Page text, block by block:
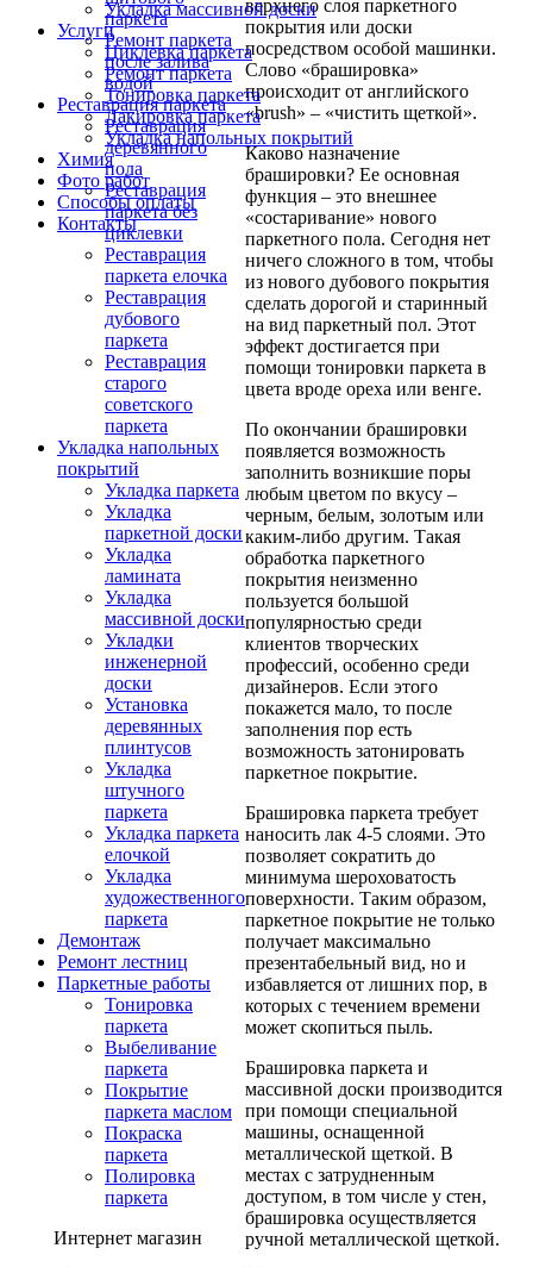
Укладка массивной доски
Услуги
Циклевка паркета
Ремонт паркета
Тонировка паркета
Лакировка паркета
Укладка напольных покрытий
Химия
Фото работ
Способы оплаты
Контакты
паркета
Ремонт паркета
после залива
водой
Реставрация паркета
Реставрация
деревянного
пола
Реставрация
паркета без
циклевки
Реставрация
паркета елочка
Реставрация
дубового
паркета
Реставрация
старого
советского
паркета
Укладка напольных
покрытий
Укладка паркета
Укладка
паркетной доски
Укладка
ламината
Укладка
массивной доски
Укладки
инженерной
доски
Установка
деревянных
плинтусов
Укладка
штучного
паркета
Укладка паркета
елочкой
Укладка
художественного
паркета
Демонтаж
Ремонт лестниц
Паркетные работы
Тонировка
паркета
Выбеливание
паркета
Покрытие
паркета маслом
Покраска
паркета
Полировка
паркета
Интернет магазин
верхнего слоя паркетного
покрытия или доски
посредством особой машинки.
Слово «брашировка»
происходит от английского
«brush» – «чистить щеткой».
Каково назначение
брашировки? Ее основная
функция – это внешнее
«состаривание» нового
паркетного пола. Сегодня нет
ничего сложного в том, чтобы
из нового дубового покрытия
сделать дорогой и старинный
на вид паркетный пол. Этот
эффект достигается при
помощи тонировки паркета в
цвета вроде ореха или венге.
По окончании брашировки
появляется возможность
заполнить возникшие поры
любым цветом по вкусу –
черным, белым, золотым или
каким-либо другим. Такая
обработка паркетного
покрытия неизменно
пользуется большой
популярностью среди
клиентов творческих
профессий, особенно среди
дизайнеров. Если этого
покажется мало, то после
заполнения пор есть
возможность затонировать
паркетное покрытие.
Брашировка паркета требует
наносить лак 4-5 слоями. Это
позволяет сократить до
минимума шероховатость
поверхности. Таким образом,
паркетное покрытие не только
получает максимально
презентабельный вид, но и
избавляется от лишних пор, в
которых с течением времени
может скопиться пыль.
Брашировка паркета и
массивной доски производится
при помощи специальной
машины, оснащенной
металлической щеткой. В
местах с затрудненным
доступом, в том числе у стен,
брашировка осуществляется
ручной металлической щеткой.